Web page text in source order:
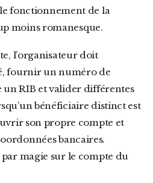
moins romanesque.
fournir un numéro de
RIB et valider différentes
bénéficiaire distinct est
son propre compte et
bancaires.
par magie sur le compte du